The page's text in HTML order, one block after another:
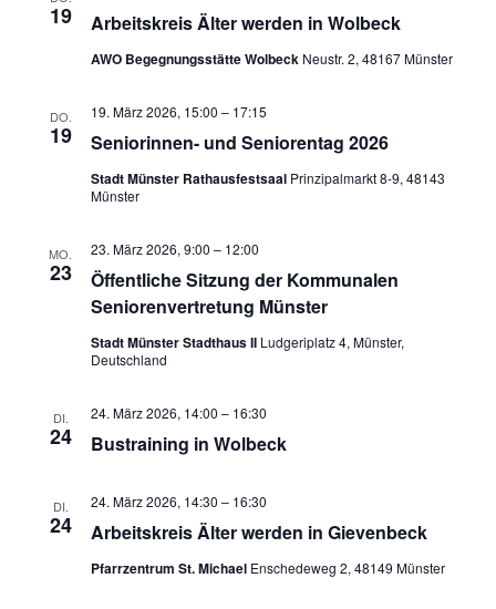
19 Arbeitskreis Älter werden in Wolbeck
AWO Begegnungsstätte Wolbeck Neustr. 2, 48167 Münster
DO.
19 Seniorinnen- und Seniorentag 2026
19. März 2026, 15:00 – 17:15
Stadt Münster Rathausfestsaal Prinzipalmarkt 8-9, 48143
Münster
MO.
23
Öffentliche Sitzung der Kommunalen
Seniorenvertretung Münster
23. März 2026, 9:00 – 12:00
Stadt Münster Stadthaus II Ludgeriplatz 4, Münster,
Deutschland
DI.
24 Bustraining in Wolbeck
24. März 2026, 14:00 – 16:30
DI.
24 Arbeitskreis Älter werden in Gievenbeck
24. März 2026, 14:30 – 16:30
Pfarrzentrum St. Michael Enschedeweg 2, 48149 Münster